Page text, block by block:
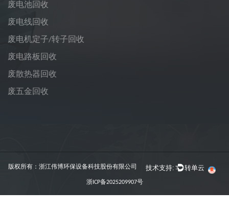
废电池回收
废电线回收
废电机定子/转子回收
废电路板回收
废散热器回收
废五金回收
版权所有：浙江伟博环保设备科技股份有限公司 技术支持: 转单云
浙ICP备2025209907号